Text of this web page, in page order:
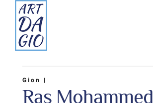
Inhalt
springen
Gion |
Ras Mohammed